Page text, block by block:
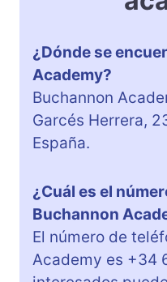
¿Dónde se
Academy?
Buchannon
Garcés Herrera,
España.
¿Cuál es el
Buchannon
El número de
Academy es +34